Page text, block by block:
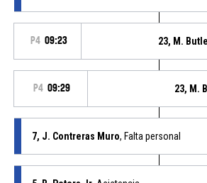
P4 09:23 23, M.
P4 09:29 23, M.
7, J. Contreras Muro, Falta personal